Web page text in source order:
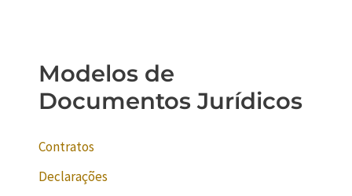
Modelos de
Documentos Jurídicos
Contratos
Declarações